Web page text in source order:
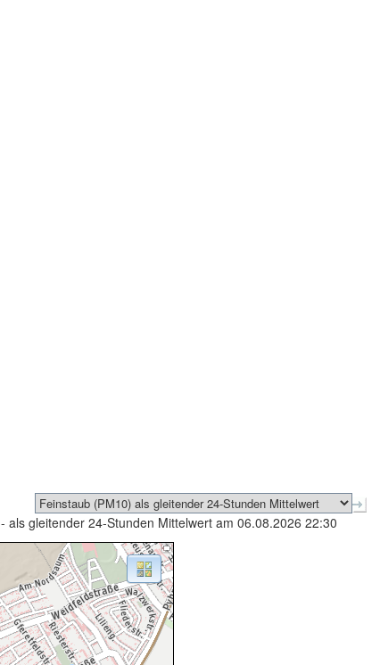
- als gleitender 24-Stunden Mittelwert am 06.08.2026 22:30